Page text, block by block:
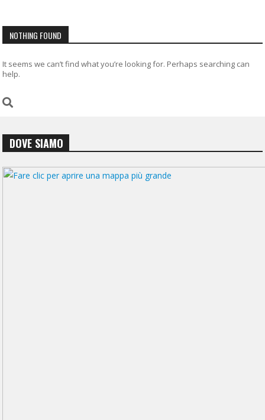
NOTHING FOUND
It seems we can’t find what you’re looking for. Perhaps searching can
help.
DOVE SIAMO